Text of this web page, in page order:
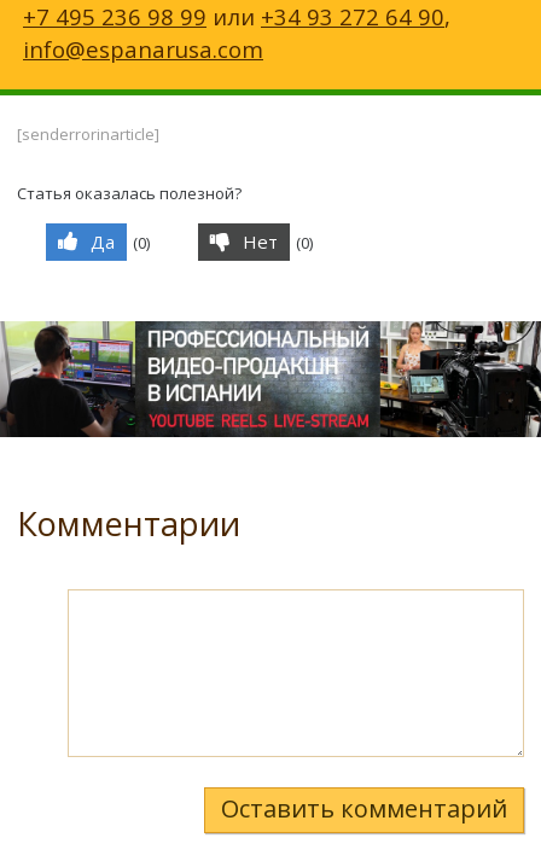
+7 495 236 98 99 или +34 93 272 64 90,
info@espanarusa.com
[senderrorinarticle]
Статья оказалась полезной?
Да (0) Нет (0)
Комментарии
Оставить комментарий